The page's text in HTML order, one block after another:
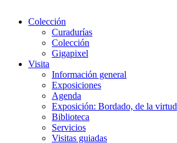
Colección
Curadurías
Colección
Gigapixel
Visita
Información general
Exposiciones
Agenda
Exposición: Bordado, de la virtud
Biblioteca
Servicios
Visitas guiadas